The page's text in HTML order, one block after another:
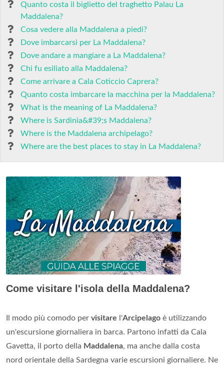
Quanto costa il biglietto del traghetto Palau La
Maddalena?
Cosa vedere alla Maddalena a piedi?
Dove imbarcarsi per La Maddalena?
Dove andare a mangiare a La Maddalena?
Chi fu esiliato alla Maddalena?
Come arrivare a Cala Coticcio Caprera?
Quanto costa imbarcare la macchina per la Maddalena?
What is the meaning of La Maddalena?
Where is Sardinia&#39;s Maddalena?
Where is the Maddalena archipelago?
Where are the best places to stay in La Maddalena?
Come visitare l'isola della Maddalena?
Il modo più comodo per visitare l'Arcipelago è utilizzando
un'escursione giornaliera in barca. Partono infatti da Cala
Gavetta, il porto della Maddalena, ma anche dalla costa
nord orientale della Sardegna varie escursioni giornaliere. Ne